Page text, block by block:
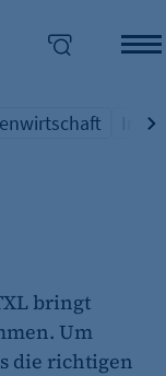
bringt
Um
die richtigen